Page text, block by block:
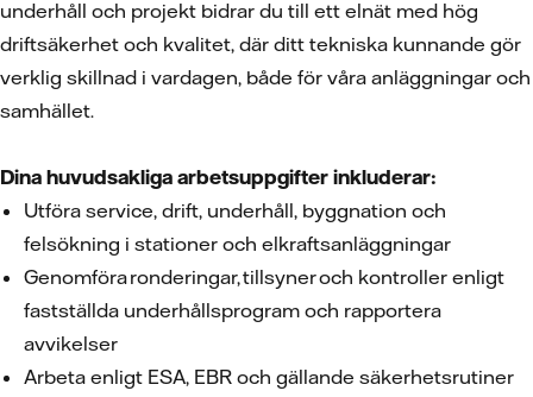
underhåll och projekt bidrar du till ett elnät med hög
driftsäkerhet och kvalitet, där ditt tekniska kunnande gör
verklig skillnad i vardagen, både för våra anläggningar och
samhället.
Dina huvudsakliga arbetsuppgifter inkluderar:
Utföra service, drift, underhåll, byggnation och
felsökning i stationer och elkraftsanläggningar
Genomföra ronderingar, tillsyner och kontroller enligt
fastställda underhållsprogram och rapportera
avvikelser
Arbeta enligt ESA, EBR och gällande säkerhetsrutiner